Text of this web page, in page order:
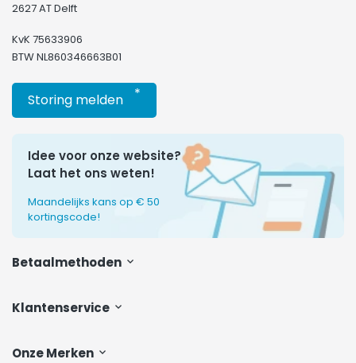
Klantenservice
Onze Merken
2627 AT Delft
KvK 75633906
BTW NL860346663B01
Storing melden *
Idee voor onze website?
Laat het ons weten!
Maandelijks kans op € 50
kortingscode!
Betaalmethoden